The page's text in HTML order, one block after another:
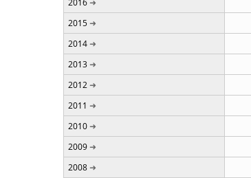
2016
2015
2014
2013
2012
2011
2010
2009
2008